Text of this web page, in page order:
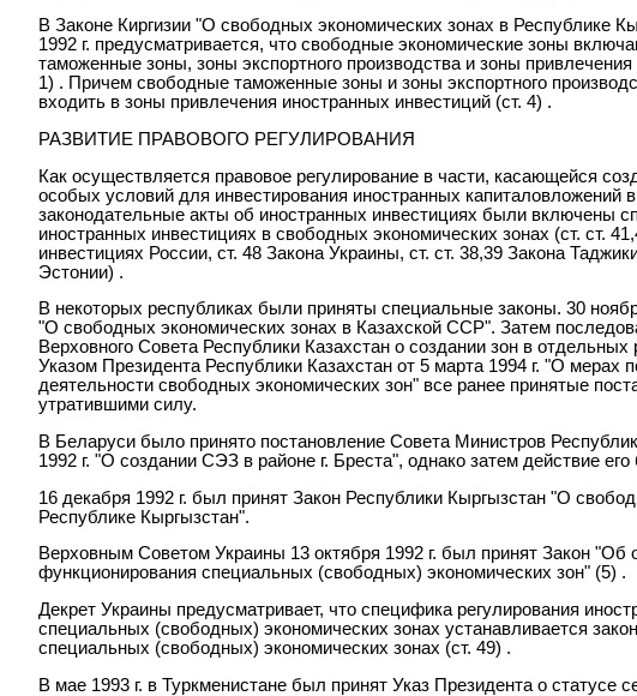
В Законе Киргизии "О свободных экономических зонах в Республике
1992 г. предусматривается, что свободные экономические зоны
таможенные зоны, зоны экспортного производства и зоны
1) . Причем свободные таможенные зоны и зоны экспортного
входить в зоны привлечения иностранных инвестиций (ст. 4) .
РАЗВИТИЕ ПРАВОВОГО РЕГУЛИРОВАНИЯ
Как осуществляется правовое регулирование в части, касающейся
особых условий для инвестирования иностранных капиталовложений
законодательные акты об иностранных инвестициях были включены
иностранных инвестициях в свободных экономических зонах (ст. ст.
инвестициях России, ст. 48 Закона Украины, ст. ст. 38,39 Закона
Эстонии) .
В некоторых республиках были приняты специальные законы. 30
"О свободных экономических зонах в Казахской ССР". Затем
Верховного Совета Республики Казахстан о создании зон в
Указом Президента Республики Казахстан от 5 марта 1994 г. "О мерах
деятельности свободных экономических зон" все ранее принятые
утратившими силу.
В Беларуси было принято постановление Совета Министров
1992 г. "О создании СЭЗ в районе г. Бреста", однако затем действие
16 декабря 1992 г. был принят Закон Республики Кыргызстан "О
Республике Кыргызстан".
Верховным Советом Украины 13 октября 1992 г. был принят Закон "Об
функционирования специальных (свободных) экономических зон" (5) .
Декрет Украины предусматривает, что специфика регулирования
специальных (свободных) экономических зонах устанавливается
специальных (свободных) экономических зонах (ст. 49) .
В мае 1993 г. в Туркменистане был принят Указ Президента о статусе